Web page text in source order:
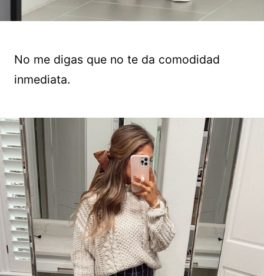
No me digas que no te da comodidad
inmediata.